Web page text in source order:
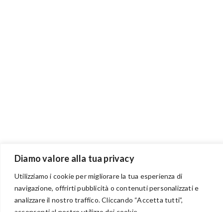
Diamo valore alla tua privacy
Utilizziamo i cookie per migliorare la tua esperienza di
navigazione, offrirti pubblicità o contenuti personalizzati e
analizzare il nostro traffico. Cliccando “Accetta tutti”,
BENVENUTI NEL PORTALE RIVENDITORI